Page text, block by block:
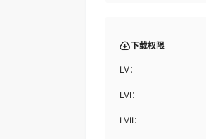
下载权限
LV：
LVI：
LVII：